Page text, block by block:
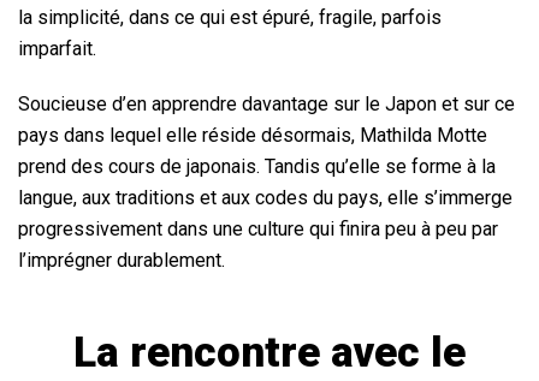
la simplicité, dans ce qui est épuré, fragile, parfois
imparfait.
Soucieuse d’en apprendre davantage sur le Japon et sur ce
pays dans lequel elle réside désormais, Mathilda Motte
prend des cours de japonais. Tandis qu’elle se forme à la
langue, aux traditions et aux codes du pays, elle s’immerge
progressivement dans une culture qui finira peu à peu par
l’imprégner durablement.
La rencontre avec le